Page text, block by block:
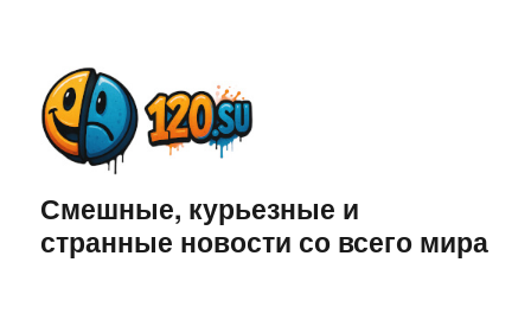
Смешные, курьезные и
странные новости со всего мира